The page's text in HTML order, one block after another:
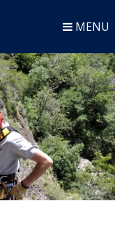
MENU